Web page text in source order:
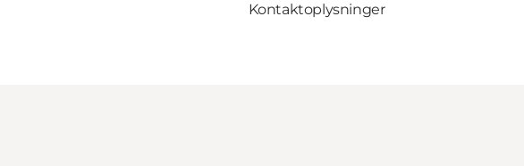
Kontaktoplysninger